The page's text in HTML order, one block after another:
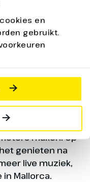
en
gebruikt.
Oad? Dat
maken. Op
genieten na
live muziek,
in Mallorca.